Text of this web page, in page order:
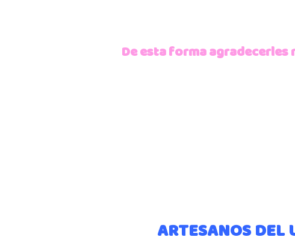
De esta forma
ARTESANOS DEL